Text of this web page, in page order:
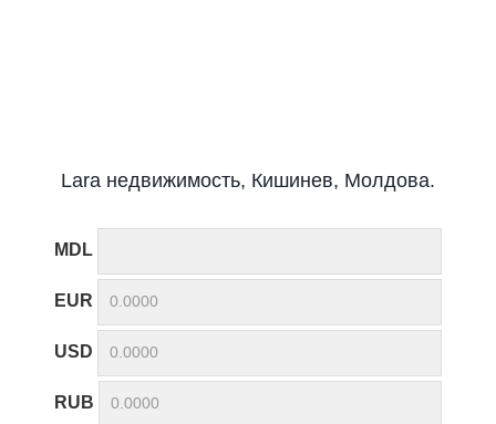
Lara недвижимость, Кишинев, Молдова.
MDL
EUR
USD
RUB